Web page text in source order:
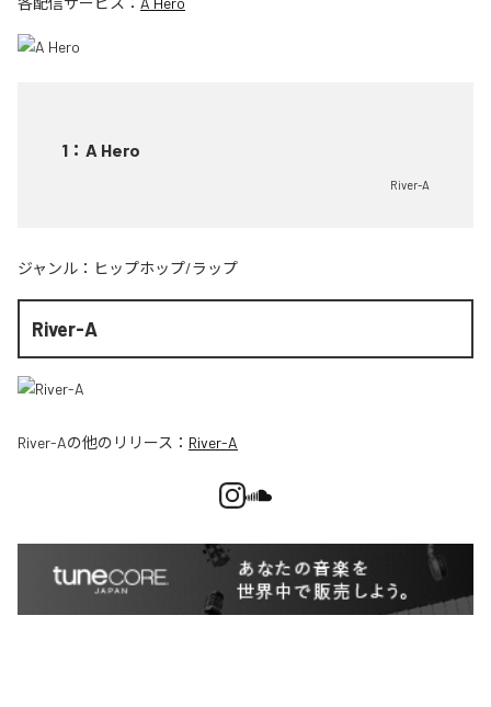
1 ： A Hero
River-A
ジャンル： ヒップホップ/ラップ
River-A
River-Aの他のリリース： River-A